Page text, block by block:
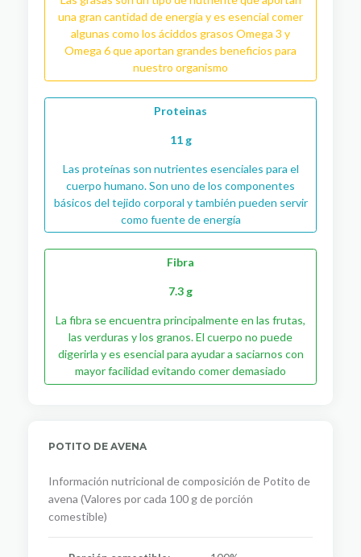
una gran cantidad de energía y es esencial comer
algunas como los áciddos grasos Omega 3 y
Omega 6 que aportan grandes beneficios para
nuestro organismo
Proteinas
11 g
Las proteínas son nutrientes esenciales para el
cuerpo humano. Son uno de los componentes
básicos del tejido corporal y también pueden servir
como fuente de energía
Fibra
7.3 g
La fibra se encuentra principalmente en las frutas,
las verduras y los granos. El cuerpo no puede
digerirla y es esencial para ayudar a saciarnos con
mayor facilidad evitando comer demasiado
POTITO DE AVENA
Información nutricional de composición de Potito de
avena (Valores por cada 100 g de porción
comestible)